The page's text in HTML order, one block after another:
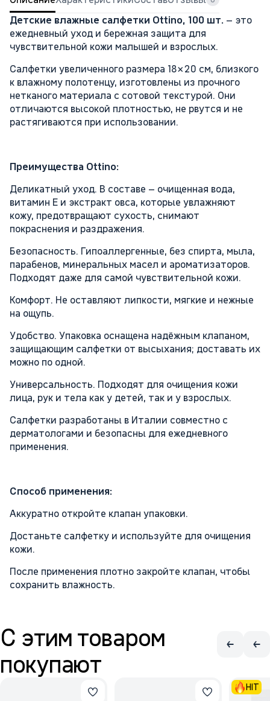
Детские влажные салфетки Ottino, 100 шт. – это
ежедневный уход и бережная защита для
чувствительной кожи малышей и взрослых.
Салфетки увеличенного размера 18×20 см, близкого
к влажному полотенцу, изготовлены из прочного
нетканого материала с сотовой текстурой. Они
отличаются высокой плотностью, не рвутся и не
растягиваются при использовании.
Преимущества Ottino:
Деликатный уход. В составе – очищенная вода,
витамин Е и экстракт овса, которые увлажняют
кожу, предотвращают сухость, снимают
покраснения и раздражения.
Безопасность. Гипоаллергенные, без спирта, мыла,
парабенов, минеральных масел и ароматизаторов.
Подходят даже для самой чувствительной кожи.
Комфорт. Не оставляют липкости, мягкие и нежные
на ощупь.
Удобство. Упаковка оснащена надёжным клапаном,
защищающим салфетки от высыхания; доставать их
можно по одной.
Универсальность. Подходят для очищения кожи
лица, рук и тела как у детей, так и у взрослых.
Салфетки разработаны в Италии совместно с
дерматологами и безопасны для ежедневного
применения.
Способ применения:
Аккуратно откройте клапан упаковки.
Достаньте салфетку и используйте для очищения
кожи.
После применения плотно закройте клапан, чтобы
сохранить влажность.
С этим товаром
покупают
HIT